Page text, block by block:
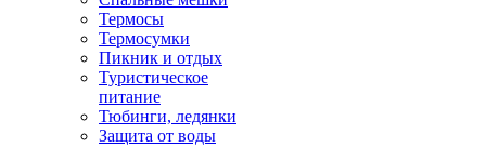
Термосы
Термосумки
Пикник и отдых
Туристическое
питание
Тюбинги, ледянки
Защита от воды